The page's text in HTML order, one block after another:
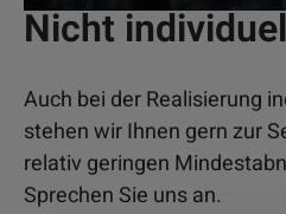
Nicht
Auch bei der Realisierung
stehen wir Ihnen gern zur
relativ geringen
Sprechen Sie uns an.